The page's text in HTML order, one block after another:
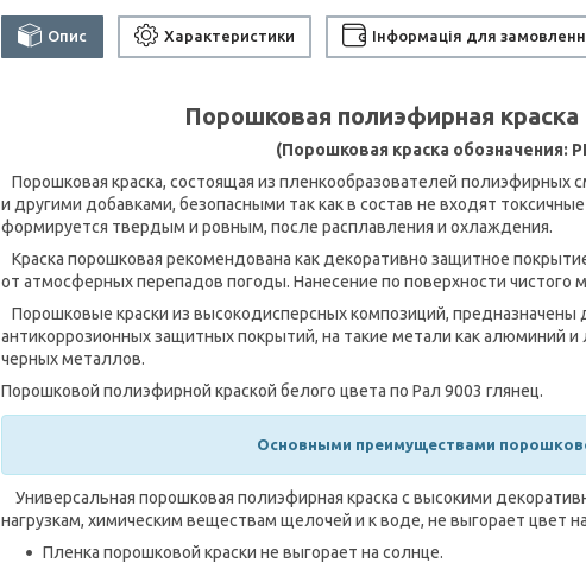
Опис Характеристики Інформація для
Порошковая полиэфирная краска
(Порошковая краска обозначения:
Порошковая краска, состоящая из пленкообразователей
и другими добавками, безопасными так как в состав не входят
формируется твердым и ровным, после расплавления и охлаждения.
Краска порошковая рекомендована как декоративно защитное
от атмосферных перепадов погоды. Нанесение по поверхности чистого
Порошковые краски из высокодисперсных композиций, предназначены
антикоррозионных защитных покрытий, на такие метали как алюминий
черных металлов.
Порошковой полиэфирной краской белого цвета по Рал 9003 глянец.
Основными преимуществами
Универсальная порошковая полиэфирная краска с высокими
нагрузкам, химическим веществам щелочей и к воде, не выгорает цвет
Пленка порошковой краски не выгорает на солнце.